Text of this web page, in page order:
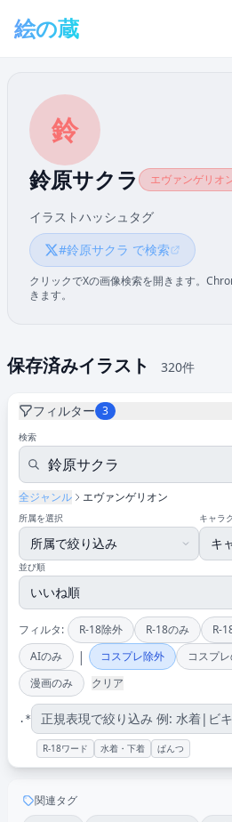
絵の蔵
鈴
鈴原サクラ エヴァンゲリオ
イラストハッシュタグ
#鈴原サクラ で検索
クリックでXの画像検索を開きます。
きます。
保存済みイラスト 320件
フィルター 3
検索
全ジャンル エヴァンゲリオン
所属を選択 キャラ
並び順
フィルタ: R-18除外 R-18のみ R-
AIのみ
| コスプレ除外 コスプ
漫画のみ
クリア
.*
R-18ワード 水着・下着 ぱんつ
関連タグ